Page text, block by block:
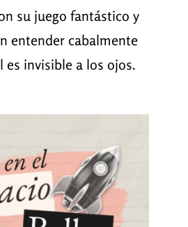
su juego fantástico y
entender cabalmente
es invisible a los ojos.